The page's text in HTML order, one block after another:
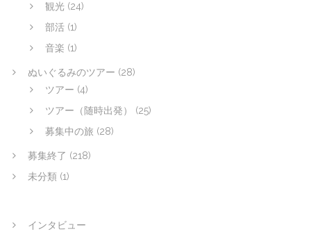
観光 (24)
部活 (1)
音楽 (1)
ぬいぐるみのツアー (28)
ツアー (4)
ツアー（随時出発）
(25)
募集中の旅 (28)
募集終了 (218)
未分類 (1)
インタビュー